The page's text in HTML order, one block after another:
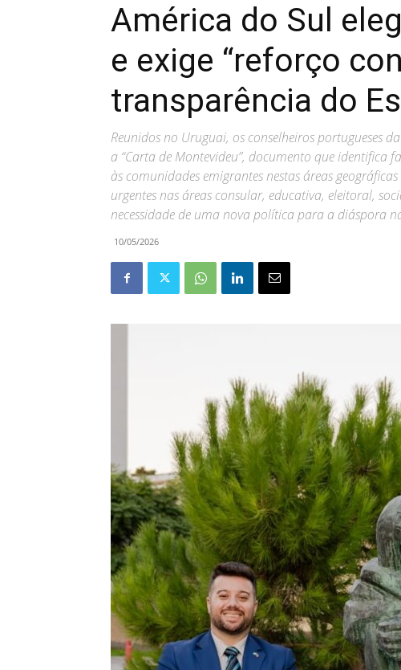
América do Sul
e exige “reforço
transparência do
Reunidos no Uruguai, os conselheiros portugueses
a “Carta de Montevideu”, documento que identifica
às comunidades emigrantes nestas áreas
urgentes nas áreas consular, educativa, eleitoral,
necessidade de uma nova política para a diáspora
10/05/2026